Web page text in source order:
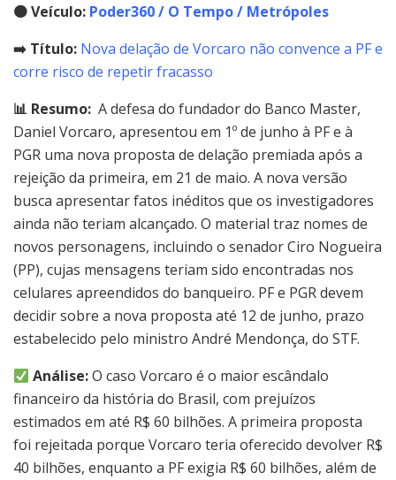
🟠Veículo: Poder360 / O Tempo / Metrópoles
➡️ Título: Nova delação de Vorcaro não convence a PF e
corre risco de repetir fracasso
📊 Resumo: A defesa do fundador do Banco Master,
Daniel Vorcaro, apresentou em 1º de junho à PF e à
PGR uma nova proposta de delação premiada após a
rejeição da primeira, em 21 de maio. A nova versão
busca apresentar fatos inéditos que os investigadores
ainda não teriam alcançado. O material traz nomes de
novos personagens, incluindo o senador Ciro Nogueira
(PP), cujas mensagens teriam sido encontradas nos
celulares apreendidos do banqueiro. PF e PGR devem
decidir sobre a nova proposta até 12 de junho, prazo
estabelecido pelo ministro André Mendonça, do STF.
Análise:O caso Vorcaro é o maior escândalo
financeiro da história do Brasil, com prejuízos
estimados em até R$ 60 bilhões. A primeira proposta
foi rejeitada porque Vorcaro teria oferecido devolver R$
40 bilhões, enquanto a PF exigia R$ 60 bilhões, além de